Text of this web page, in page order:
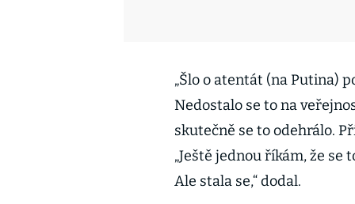
„Šlo o atentát (na Putina)
Nedostalo se to na
skutečně se to odehrálo.
„Ještě jednou říkám, že se
Ale stala se,“ dodal.